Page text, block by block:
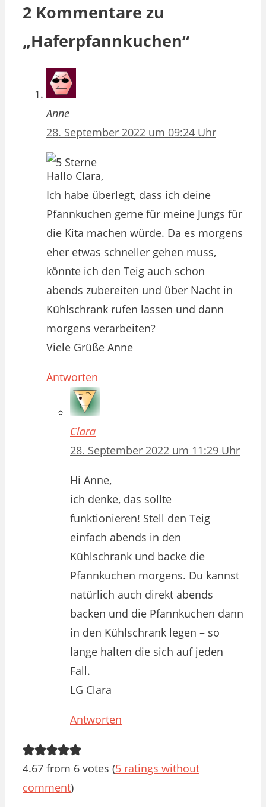
2 Kommentare zu
„Haferpfannkuchen“
Anne
28. September 2022 um 09:24 Uhr
Hallo Clara,
Ich habe überlegt, dass ich deine
Pfannkuchen gerne für meine Jungs für
die Kita machen würde. Da es morgens
eher etwas schneller gehen muss,
könnte ich den Teig auch schon
abends zubereiten und über Nacht in
Kühlschrank rufen lassen und dann
morgens verarbeiten?
Viele Grüße Anne
Antworten
Clara
28. September 2022 um 11:29 Uhr
Hi Anne,
ich denke, das sollte
funktionieren! Stell den Teig
einfach abends in den
Kühlschrank und backe die
Pfannkuchen morgens. Du kannst
natürlich auch direkt abends
backen und die Pfannkuchen dann
in den Kühlschrank legen – so
lange halten die sich auf jeden
Fall.
LG Clara
Antworten
4.67 from 6 votes (5 ratings without
comment)